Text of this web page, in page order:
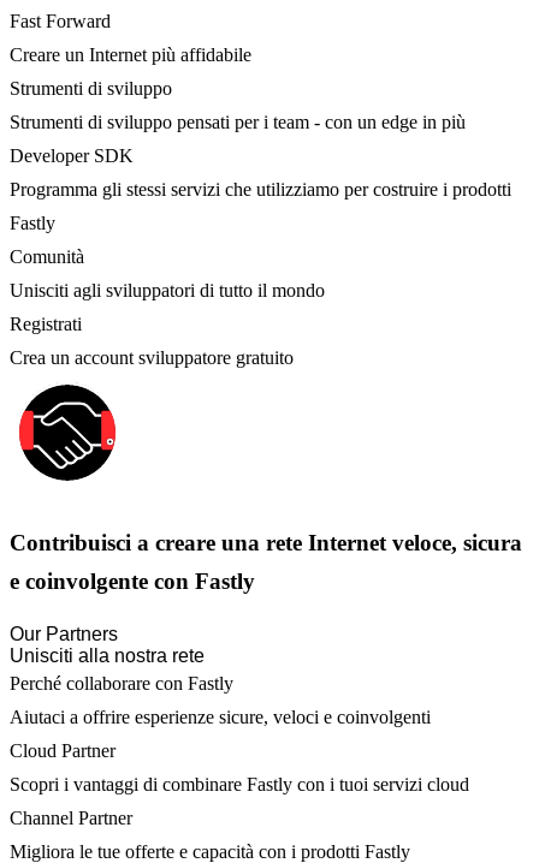
Fast Forward
Creare un Internet più affidabile
Strumenti di sviluppo
Strumenti di sviluppo pensati per i team - con un edge in più
Developer SDK
Programma gli stessi servizi che utilizziamo per costruire i prodotti
Fastly
Comunità
Unisciti agli sviluppatori di tutto il mondo
Registrati
Crea un account sviluppatore gratuito
Contribuisci a creare una rete Internet veloce, sicura
e coinvolgente con Fastly
Our Partners
Unisciti alla nostra rete
Perché collaborare con Fastly
Aiutaci a offrire esperienze sicure, veloci e coinvolgenti
Cloud Partner
Scopri i vantaggi di combinare Fastly con i tuoi servizi cloud
Channel Partner
Migliora le tue offerte e capacità con i prodotti Fastly